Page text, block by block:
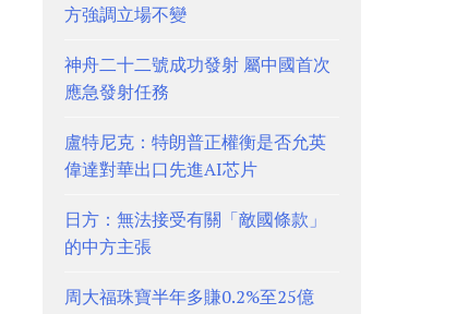
方強調立場不變
神舟二十二號成功發射 屬中國首次
應急發射任務
盧特尼克：特朗普正權衡是否允英
偉達對華出口先進AI芯片
日方：無法接受有關「敵國條款」
的中方主張
周大福珠寶半年多賺0.2%至25億